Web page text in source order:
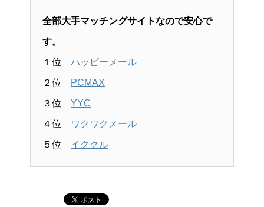
全部大手マッチングサイトなので安心で
す。
１位 ハッピーメール
２位 PCMAX
３位 YYC
４位 ワクワクメール
５位 イククル